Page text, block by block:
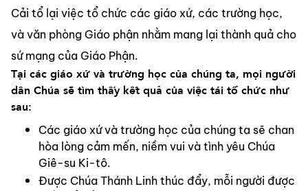
Cải tổ lại việc tổ chức các giáo xứ, các trường học,
và văn phòng Giáo phận nhằm mang lại thành quả cho
sứ mạng của Giáo Phận.
Tại các giáo xứ và trường học của chúng ta, mọi người
dân Chúa sẽ tìm thấy kết quả của việc tái tổ chức như
sau:
Các giáo xứ và trường học của chúng ta sẽ chan
hòa lòng cảm mến, niềm vui và tình yêu Chúa
Giê-su Ki-tô.
Được Chúa Thánh Linh thúc đẩy, mỗi người được